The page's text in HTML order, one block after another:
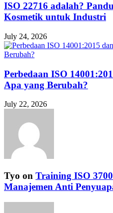
ISO 22716 adalah?
Kosmetik untuk Industri
July 24, 2026
Perbedaan ISO
Apa yang Berubah?
July 22, 2026
Tyo on Training ISO
Manajemen Anti